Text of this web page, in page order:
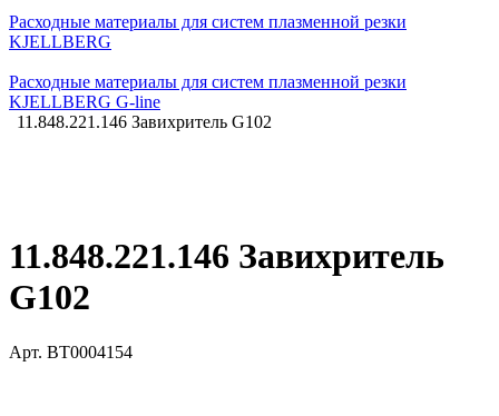
Расходные материалы для систем плазменной резки
KJELLBERG
Расходные материалы для систем плазменной резки
KJELLBERG G-line
11.848.221.146 Завихритель G102
11.848.221.146 Завихритель
G102
Арт. BT0004154